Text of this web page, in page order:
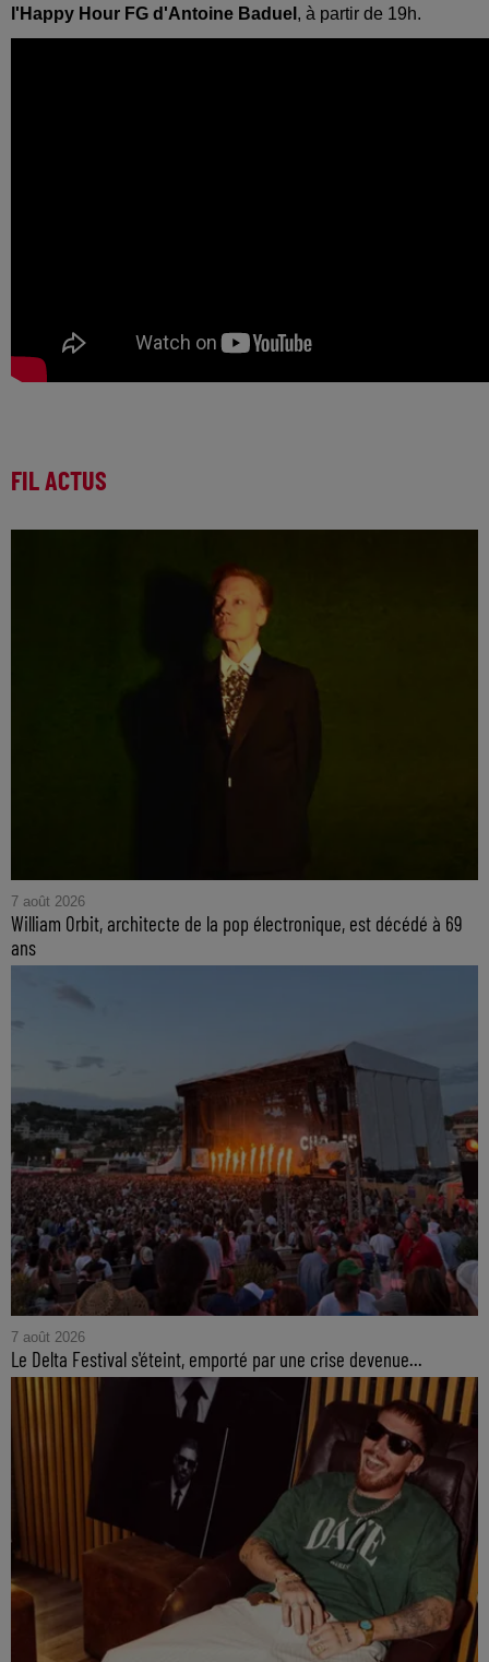
l'Happy Hour FG d'Antoine Baduel , à partir de 19h.
FIL ACTUS
7 août 2026
William Orbit, architecte de la pop électronique, est décédé à 69
ans
7 août 2026
Le Delta Festival s'éteint, emporté par une crise devenue...